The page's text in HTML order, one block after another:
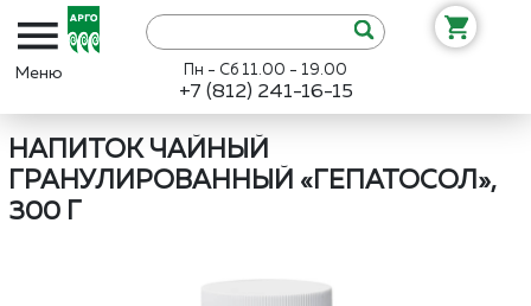
Пн - Сб 11.00 - 19.00
+7 (812) 241-16-15
НАПИТОК ЧАЙНЫЙ
ГРАНУЛИРОВАННЫЙ «ГЕПАТОСОЛ»,
300 Г